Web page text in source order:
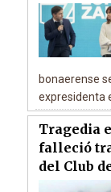
bonaerense
expresidenta
Tragedia
falleció
del Club